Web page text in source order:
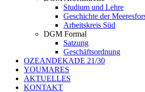
Studium und Lehre
Geschichte der
Arbeitskreis Süd
DGM Formal
Satzung
Geschäftsordnung
OZEANDEKADE 21/30
YOUMARES
AKTUELLES
KONTAKT